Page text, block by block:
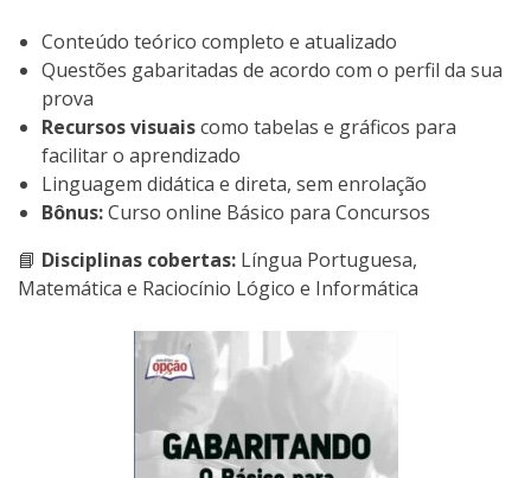
Conteúdo teórico completo e atualizado
Questões gabaritadas de acordo com o perfil da sua
prova
Recursos visuaiscomo tabelas e gráficos para
facilitar o aprendizado
Linguagem didática e direta, sem enrolação
Bônus:Curso online Básico para Concursos
📘 Disciplinas cobertas: Língua Portuguesa,
Matemática e Raciocínio Lógico e Informática